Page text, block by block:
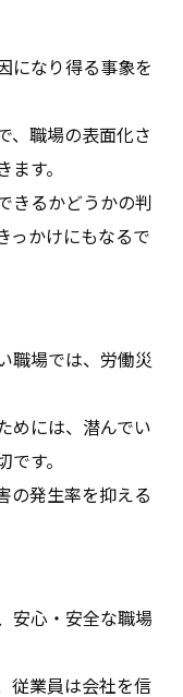
になり得る事象を
、職場の表面化さ
す。
きるかどうかの判
っかけにもなるで
職場では、労働災
めには、潜んでい
す。
の発生率を抑える
安心・安全な職場
従業員は会社を信